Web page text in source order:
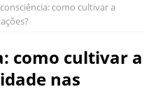
como cultivar a
como cultivar a
nas